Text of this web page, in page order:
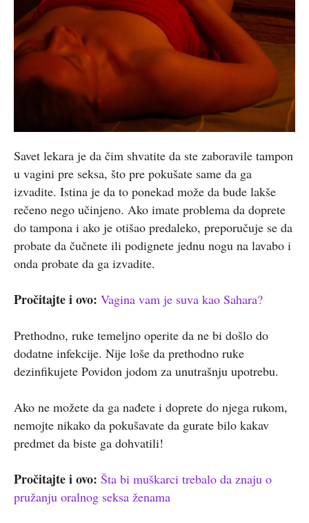
Savet lekara je da čim shvatite da ste zaboravile tampon
u vagini pre seksa, što pre pokušate same da ga
izvadite. Istina je da to ponekad može da bude lakše
rečeno nego učinjeno. Ako imate problema da doprete
do tampona i ako je otišao predaleko, preporučuje se da
probate da čučnete ili podignete jednu nogu na lavabo i
onda probate da ga izvadite.
Pročitajte i ovo: Vagina vam je suva kao Sahara?
Prethodno, ruke temeljno operite da ne bi došlo do
dodatne infekcije. Nije loše da prethodno ruke
dezinfikujete Povidon jodom za unutrašnju upotrebu.
Ako ne možete da ga nađete i doprete do njega rukom,
nemojte nikako da pokušavate da gurate bilo kakav
predmet da biste ga dohvatili!
Pročitajte i ovo: Šta bi muškarci trebalo da znaju o
pružanju oralnog seksa ženama